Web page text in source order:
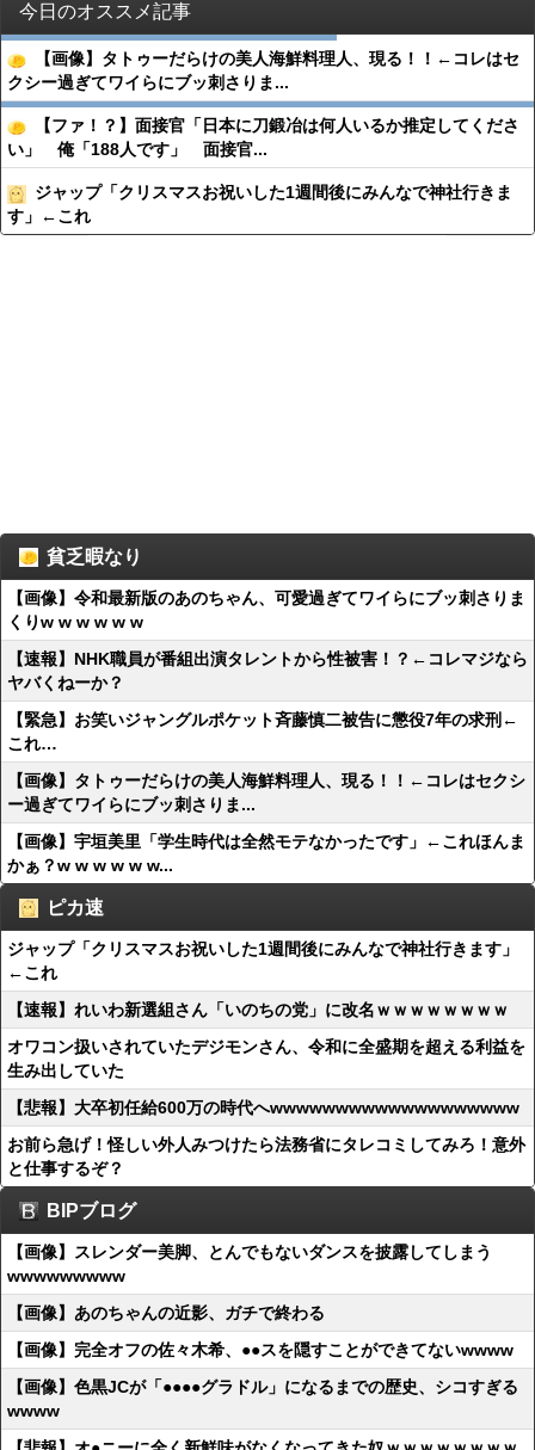
今日のオススメ記事
【画像】タトゥーだらけの美人海鮮料理人、現る！！←コレはセ
クシー過ぎてワイらにブッ刺さりま...
【ファ！？】面接官「日本に刀鍛冶は何人いるか推定してくださ
い」 俺「188人です」 面接官...
ジャップ「クリスマスお祝いした1週間後にみんなで神社行きま
す」←これ
貧乏暇なり
【画像】令和最新版のあのちゃん、可愛過ぎてワイらにブッ刺さりま
くりw w w w w w
【速報】NHK職員が番組出演タレントから性被害！？←コレマジなら
ヤバくねーか？
【緊急】お笑いジャングルポケット斉藤慎二被告に懲役7年の求刑←
これ…
【画像】タトゥーだらけの美人海鮮料理人、現る！！←コレはセクシ
ー過ぎてワイらにブッ刺さりま...
【画像】宇垣美里「学生時代は全然モテなかったです」←これほんま
かぁ？w w w w w w...
ピカ速
ジャップ「クリスマスお祝いした1週間後にみんなで神社行きます」
←これ
【速報】れいわ新選組さん「いのちの党」に改名ｗｗｗｗｗｗｗｗ
オワコン扱いされていたデジモンさん、令和に全盛期を超える利益を
生み出していた
【悲報】大卒初任給600万の時代へwwwwwwwwwwwwwwwwwww
お前ら急げ！怪しい外人みつけたら法務省にタレコミしてみろ！意外
と仕事するぞ？
BIPブログ
【画像】スレンダー美脚、とんでもないダンスを披露してしまう
wwwwwwwww
【画像】あのちゃんの近影、ガチで終わる
【画像】完全オフの佐々木希、●●スを隠すことができてないwwww
【画像】色黒JCが「●●●●グラドル」になるまでの歴史、シコすぎる
wwww